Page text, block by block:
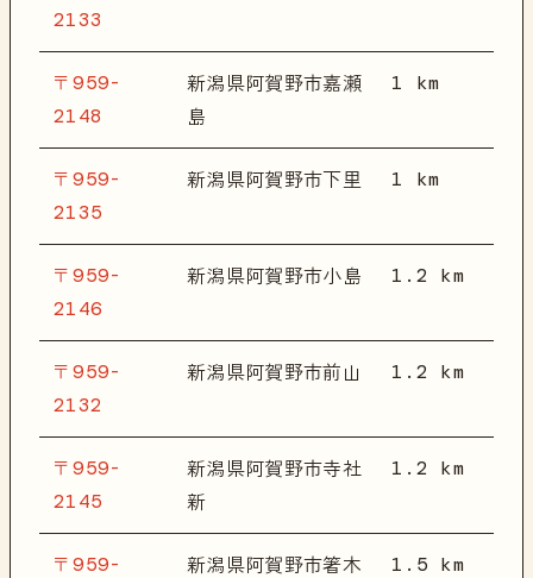
2133
〒959-
2148
新潟県阿賀野市嘉瀬
島
1 km
〒959-
2135
新潟県阿賀野市下里 1 km
〒959-
2146
新潟県阿賀野市小島 1.2 km
〒959-
2132
新潟県阿賀野市前山 1.2 km
〒959-
2145
新潟県阿賀野市寺社
新
1.2 km
〒959-
新潟県阿賀野市箸木
1.5 km